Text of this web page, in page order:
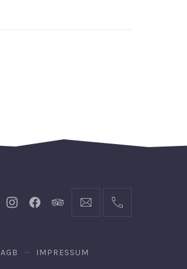
NeuesNeuesNeues info@hofgut-
AGB IMPRESSUM